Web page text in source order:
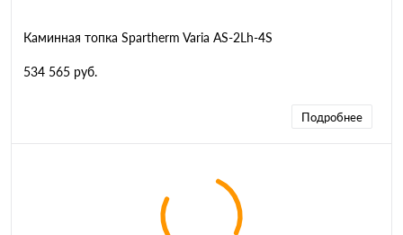
Каминная топка Spartherm Varia AS-2Lh-4S
534 565 руб.
Подробнее